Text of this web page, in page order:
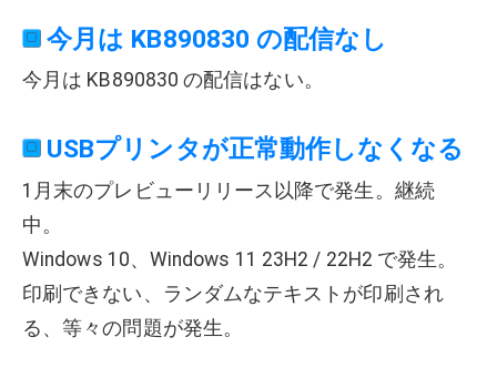
今月は KB890830 の配信なし
今月は KB890830 の配信はない。
USBプリンタが正常動作しなくなる
1月末のプレビューリリース以降で発生。継続
中。
Windows 10、Windows 11 23H2 / 22H2 で発生。
印刷できない、ランダムなテキストが印刷され
る、等々の問題が発生。